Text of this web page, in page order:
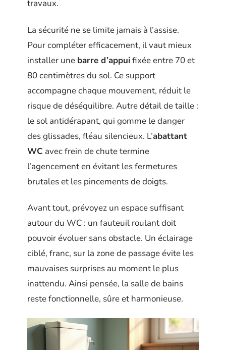
travaux.
La sécurité ne se limite jamais à l’assise.
Pour compléter efficacement, il vaut mieux
installer une barre d’appuifixée entre 70 et
80 centimètres du sol. Ce support
accompagne chaque mouvement, réduit le
risque de déséquilibre. Autre détail de taille :
le sol antidérapant, qui gomme le danger
des glissades, fléau silencieux. L’abattant
WC avec frein de chute termine
l’agencement en évitant les fermetures
brutales et les pincements de doigts.
Avant tout, prévoyez un espace suffisant
autour du WC : un fauteuil roulant doit
pouvoir évoluer sans obstacle. Un éclairage
ciblé, franc, sur la zone de passage évite les
mauvaises surprises au moment le plus
inattendu. Ainsi pensée, la salle de bains
reste fonctionnelle, sûre et harmonieuse.